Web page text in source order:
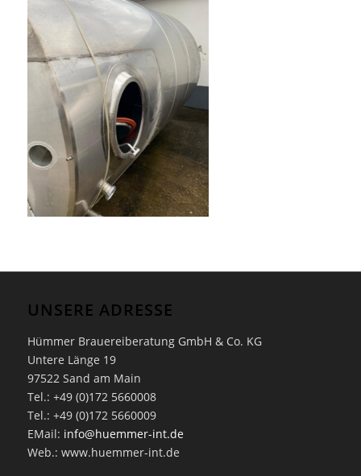
UNSERE ADRESSE
Hümmer Brauereiberatung GmbH & Co. KG
Untere Länge 19
97522 Sand am Main
Tel.: +49 (0)172 5660008
Tel.: +49 (0)172 5660009
EMail: info@huemmer-int.de
Web.: www.huemmer-int.de